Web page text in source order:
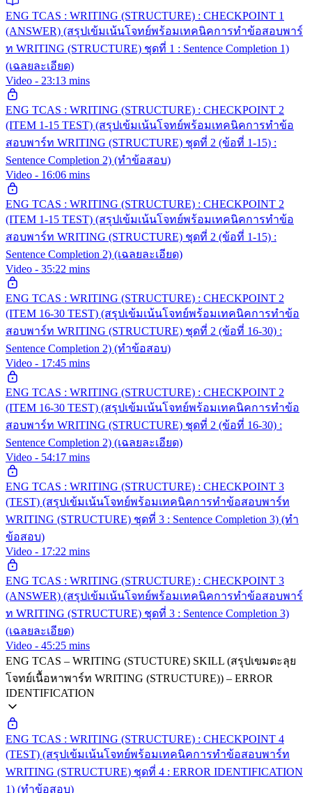
ENG TCAS : WRITING (STRUCTURE) : CHECKPOINT 1
(ANSWER) (สรุปเข้มเน้นโจทย์พร้อมเทคนิคการทำข้อสอบพาร์
ท WRITING (STRUCTURE) ชุดที่ 1 : Sentence Completion 1)
(เฉลยละเอียด)
Video - 23:13 mins
ENG TCAS : WRITING (STRUCTURE) : CHECKPOINT 2
(ITEM 1-15 TEST) (สรุปเข้มเน้นโจทย์พร้อมเทคนิคการทำข้อ
สอบพาร์ท WRITING (STRUCTURE) ชุดที่ 2 (ข้อที่ 1-15) :
Sentence Completion 2) (ทำข้อสอบ)
Video - 16:06 mins
ENG TCAS : WRITING (STRUCTURE) : CHECKPOINT 2
(ITEM 1-15 TEST) (สรุปเข้มเน้นโจทย์พร้อมเทคนิคการทำข้อ
สอบพาร์ท WRITING (STRUCTURE) ชุดที่ 2 (ข้อที่ 1-15) :
Sentence Completion 2) (เฉลยละเอียด)
Video - 35:22 mins
ENG TCAS : WRITING (STRUCTURE) : CHECKPOINT 2
(ITEM 16-30 TEST) (สรุปเข้มเน้นโจทย์พร้อมเทคนิคการทำข้อ
สอบพาร์ท WRITING (STRUCTURE) ชุดที่ 2 (ข้อที่ 16-30) :
Sentence Completion 2) (ทำข้อสอบ)
Video - 17:45 mins
ENG TCAS : WRITING (STRUCTURE) : CHECKPOINT 2
(ITEM 16-30 TEST) (สรุปเข้มเน้นโจทย์พร้อมเทคนิคการทำข้อ
สอบพาร์ท WRITING (STRUCTURE) ชุดที่ 2 (ข้อที่ 16-30) :
Sentence Completion 2) (เฉลยละเอียด)
Video - 54:17 mins
ENG TCAS : WRITING (STRUCTURE) : CHECKPOINT 3
(TEST) (สรุปเข้มเน้นโจทย์พร้อมเทคนิคการทำข้อสอบพาร์ท
WRITING (STRUCTURE) ชุดที่ 3 : Sentence Completion 3) (ทำ
ข้อสอบ)
Video - 17:22 mins
ENG TCAS : WRITING (STRUCTURE) : CHECKPOINT 3
(ANSWER) (สรุปเข้มเน้นโจทย์พร้อมเทคนิคการทำข้อสอบพาร์
ท WRITING (STRUCTURE) ชุดที่ 3 : Sentence Completion 3)
(เฉลยละเอียด)
Video - 45:25 mins
ENG TCAS – WRITING (STUCTURE) SKILL (สรุปเขมตะลุย
โจทย์เนื้อหาพาร์ท WRITING (STRUCTURE)) – ERROR
IDENTIFICATION
ENG TCAS : WRITING (STRUCTURE) : CHECKPOINT 4
(TEST) (สรุปเข้มเน้นโจทย์พร้อมเทคนิคการทำข้อสอบพาร์ท
WRITING (STRUCTURE) ชุดที่ 4 : ERROR IDENTIFICATION
1) (ทำข้อสอบ)